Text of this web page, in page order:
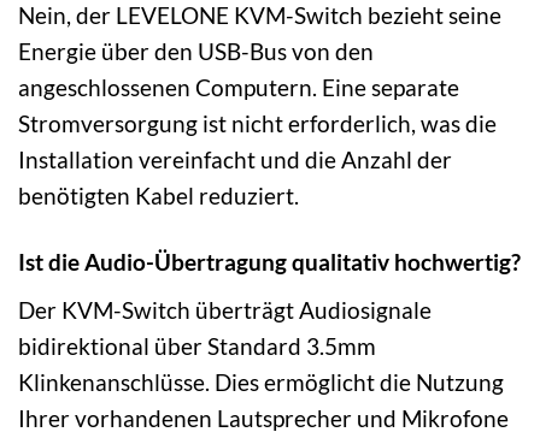
Nein, der LEVELONE KVM-Switch bezieht seine
Energie über den USB-Bus von den
angeschlossenen Computern. Eine separate
Stromversorgung ist nicht erforderlich, was die
Installation vereinfacht und die Anzahl der
benötigten Kabel reduziert.
Ist die Audio-Übertragung qualitativ hochwertig?
Der KVM-Switch überträgt Audiosignale
bidirektional über Standard 3.5mm
Klinkenanschlüsse. Dies ermöglicht die Nutzung
Ihrer vorhandenen Lautsprecher und Mikrofone